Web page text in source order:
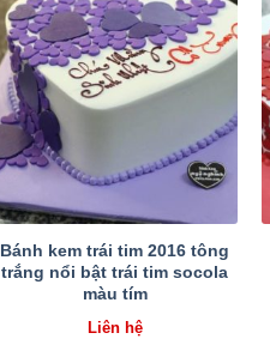
Bánh kem trái tim 2016 tông
trắng nổi bật trái tim socola
màu tím
Liên hệ